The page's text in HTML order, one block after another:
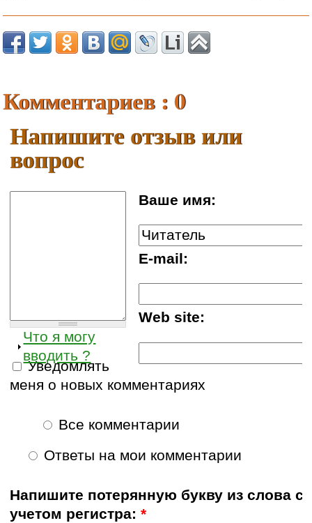
Комментариев : 0
Напишите отзыв или
вопрос
Ваше имя:
E-mail:
Web site:
Что я могу
вводить ?
Уведомлять
меня о новых комментариях
Все комментарии
Ответы на мои комментарии
Напишите потерянную букву из слова с
учетом регистра:*